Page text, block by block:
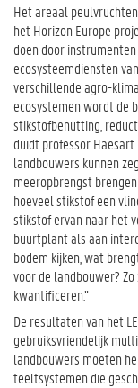
Het areaal
het Horizon Europe
doen door
ecosysteemdiensten
verschillende agro-
ecosystemen wordt de
stikstofbenutting,
duidt professor
landbouwers kunnen
meeropbrengst
hoeveel stikstof een
stikstof ervan naar het
buurtplant als aan
bodem kijken, wat
voor de landbouwer?
kwantificeren.”
De resultaten van het
gebruiksvriendelijk
landbouwers moeten
teeltsystemen die